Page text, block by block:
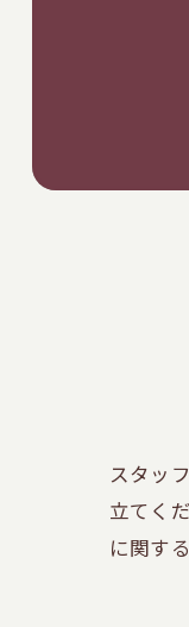
スタッ
立てく
に関す